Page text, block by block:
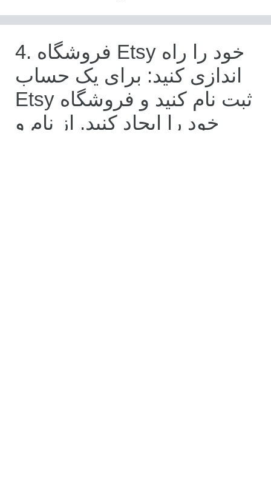
4. فروشگاه Etsy خود را راه
اندازی کنید: برای یک حساب
Etsy ثبت نام کنید و فروشگاه
خود را ایجاد کنید. از نام و